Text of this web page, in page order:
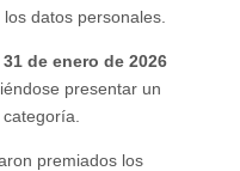
datos personales.
de enero de 2026
presentar un
premiados los